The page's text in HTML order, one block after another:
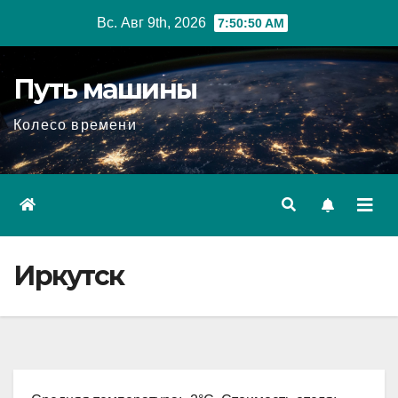
Вс. Авг 9th, 2026 7:50:51 AM
Путь машины
Колесо времени
Иркутск